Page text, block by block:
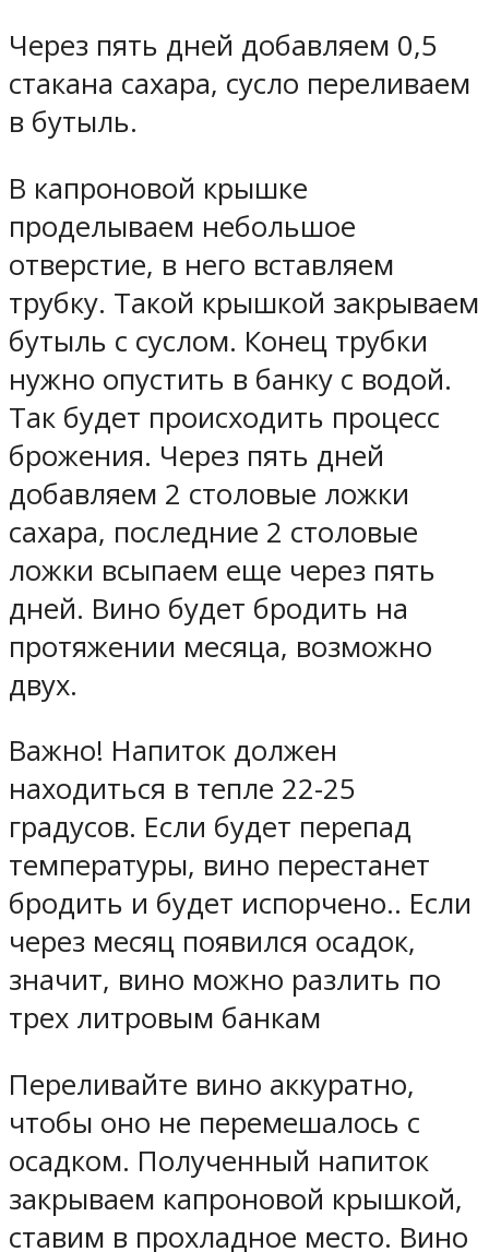
Через пять дней добавляем 0,5
стакана сахара, сусло переливаем
в бутыль.
В капроновой крышке
проделываем небольшое
отверстие, в него вставляем
трубку. Такой крышкой закрываем
бутыль с суслом. Конец трубки
нужно опустить в банку с водой.
Так будет происходить процесс
брожения. Через пять дней
добавляем 2 столовые ложки
сахара, последние 2 столовые
ложки всыпаем еще через пять
дней. Вино будет бродить на
протяжении месяца, возможно
двух.
Важно! Напиток должен
находиться в тепле 22-25
градусов. Если будет перепад
температуры, вино перестанет
бродить и будет испорчено.. Если
через месяц появился осадок,
значит, вино можно разлить по
трех литровым банкам
Переливайте вино аккуратно,
чтобы оно не перемешалось с
осадком. Полученный напиток
закрываем капроновой крышкой,
ставим в прохладное место. Вино